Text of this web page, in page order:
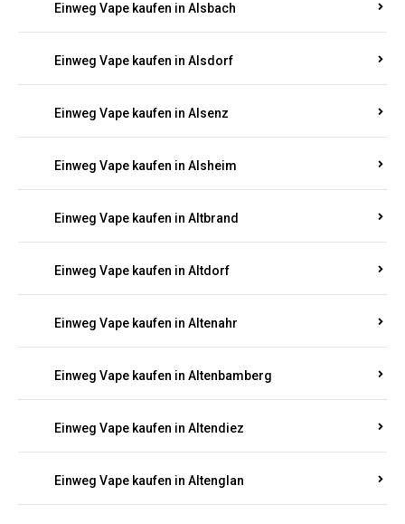
Einweg Vape kaufen in Alsbach
Einweg Vape kaufen in Alsdorf
Einweg Vape kaufen in Alsenz
Einweg Vape kaufen in Alsheim
Einweg Vape kaufen in Altbrand
Einweg Vape kaufen in Altdorf
Einweg Vape kaufen in Altenahr
Einweg Vape kaufen in Altenbamberg
Einweg Vape kaufen in Altendiez
Einweg Vape kaufen in Altenglan